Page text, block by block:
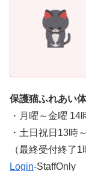
保護猫ふれあい
・月曜～金曜 14
・土日祝日13時
（最終受付終了1
Login-StaffOnly